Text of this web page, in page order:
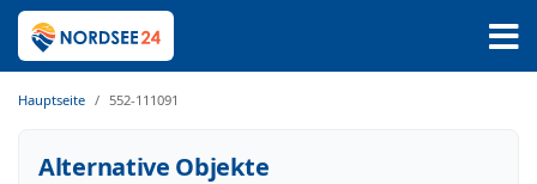
Hauptseite 552-111091
Alternative Objekte